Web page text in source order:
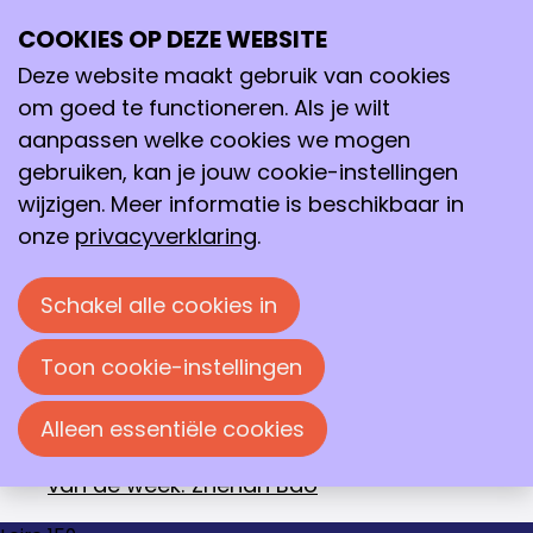
Archief 2020
april 2020
april 2020
Archief >2020 >april
28-04-2020 28-04-2020 08:39-Eye-opener
van de week: Hung Chien Lin
24-04-202024-04-2020 14:04
onderscheiding voor Floris Rutjes
09-04-2020
09-04-2020 13:09
scheikunde gelanceerd
06-04-2020 06-04-2020 09:45
prof. dr. Gerard Roelfes ontvangt een ERC
Advanced Grant
03-04-202003-04-2020 08:04
van de week: Zhenan Bao
COOKIES OP DEZE WEBSITE
Deze website maakt gebruik van cookies
om goed te functioneren. Als je wilt
aanpassen welke cookies we mogen
gebruiken, kan je jouw cookie-instellingen
wijzigen. Meer informatie is beschikbaar in
onze privacyverklaring.
Schakel alle cookies in
Toon cookie-instellingen
Alleen essentiële cookies